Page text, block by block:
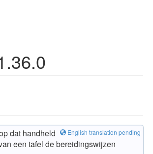
English translation pending
dat handheld
een tafel de bereidingswijzen